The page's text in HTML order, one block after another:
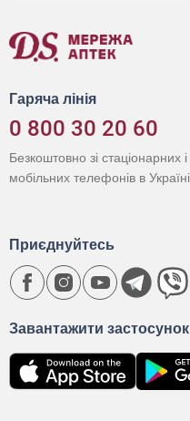
Гаряча лінія
0 800 30 20 60
Безкоштовно зі стаціонарних і
мобільних телефонів в Україні
Завантажити застосунок
Приєднуйтесь